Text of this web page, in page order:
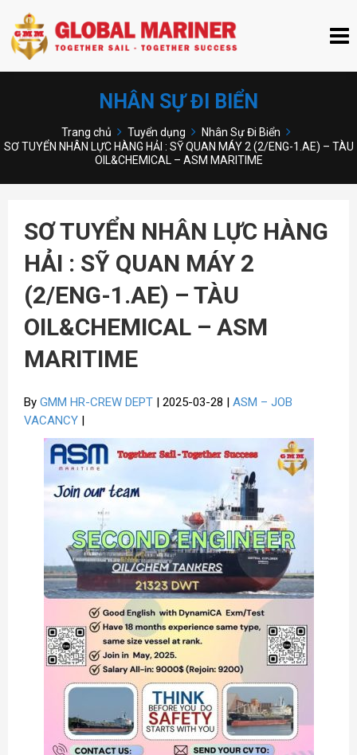
NHÂN SỰ ĐI BIỂN
Trang chủ Tuyển dụng
Nhân Sự Đi Biển
SƠ TUYỂN NHÂN LỰC HÀNG HẢI : SỸ QUAN MÁY 2 (2/ENG-1.AE) – TÀU
OIL&CHEMICAL – ASM MARITIME
SƠ TUYỂN NHÂN LỰC HÀNG
HẢI : SỸ QUAN MÁY 2
(2/ENG-1.AE) – TÀU
OIL&CHEMICAL – ASM
MARITIME
By GMM HR-CREW DEPT | 2025-03-28 | ASM – JOB
VACANCY |